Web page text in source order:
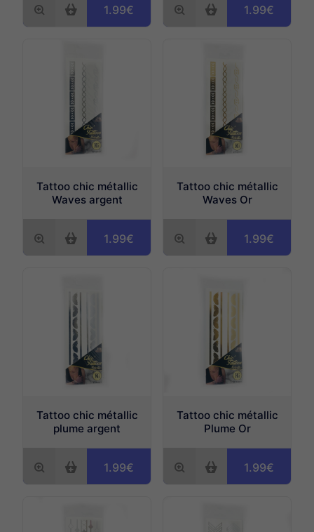
1.99€ 1.99€
Tattoo chic métallic
Waves argent
1.99€
Tattoo chic métallic
Waves Or
1.99€
Tattoo chic métallic
plume argent
1.99€
Tattoo chic métallic
Plume Or
1.99€